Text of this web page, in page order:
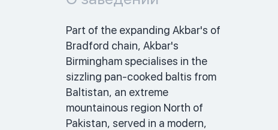
Part of the expanding Akbar's of
Bradford chain, Akbar's
Birmingham specialises in the
sizzling pan-cooked baltis from
Baltistan, an extreme
mountainous region North of
Pakistan, served in a modern,